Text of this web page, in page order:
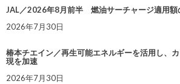
JAL／2026年8月前半 燃油サーチャージ適用額
2026年7月30日
椿本チエイン／再生可能エネルギーを活用し、
現を加速
2026年7月30日